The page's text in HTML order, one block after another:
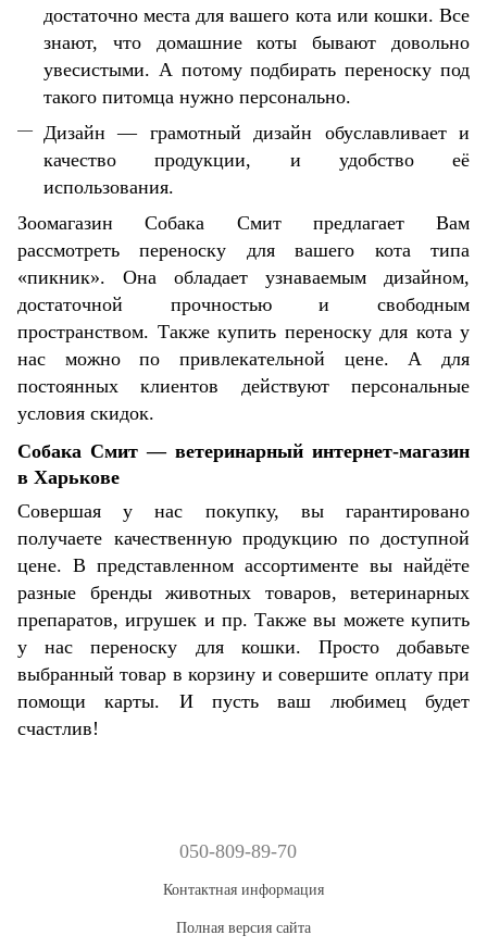
достаточно места для вашего кота или кошки. Все
знают, что домашние коты бывают довольно
увесистыми. А потому подбирать переноску под
такого питомца нужно персонально.
Дизайн — грамотный дизайн обуславливает и
качество продукции, и удобство её
использования.
Зоомагазин Собака Смит предлагает Вам
рассмотреть переноску для вашего кота типа
«пикник». Она обладает узнаваемым дизайном,
достаточной прочностью и свободным
пространством. Также купить переноску для кота у
нас можно по привлекательной цене. А для
постоянных клиентов действуют персональные
условия скидок.
Собака Смит — ветеринарный интернет-магазин
в Харькове
Совершая у нас покупку, вы гарантировано
получаете качественную продукцию по доступной
цене. В представленном ассортименте вы найдёте
разные бренды животных товаров, ветеринарных
препаратов, игрушек и пр. Также вы можете купить
у нас переноску для кошки. Просто добавьте
выбранный товар в корзину и совершите оплату при
помощи карты. И пусть ваш любимец будет
счастлив!
050-809-89-70
Контактная информация
Полная версия сайта